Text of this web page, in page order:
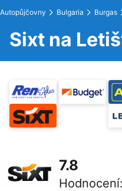
Autopůjčovny Bulgaria Burgas
Sixt na
7.8
Hodnocení: